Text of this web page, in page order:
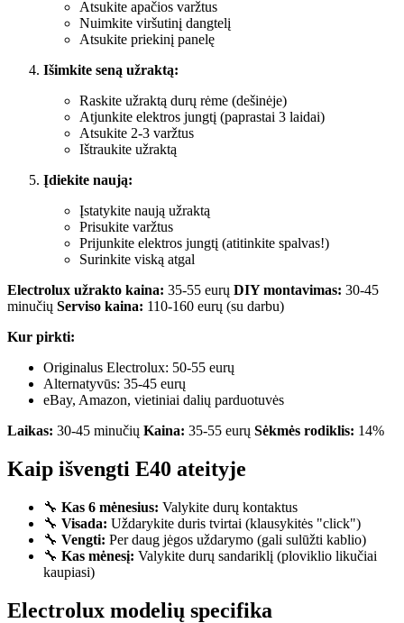
Atsukite apačios varžtus
Nuimkite viršutinį dangtelį
Atsukite priekinį panelę
Išimkite seną užraktą:
Raskite užraktą durų rėme (dešinėje)
Atjunkite elektros jungtį (paprastai 3 laidai)
Atsukite 2-3 varžtus
Ištraukite užraktą
Įdiekite naują:
Įstatykite naują užraktą
Prisukite varžtus
Prijunkite elektros jungtį (atitinkite spalvas!)
Surinkite viską atgal
Electrolux užrakto kaina: 35-55 eurų DIY montavimas: 30-45
minučių Serviso kaina: 110-160 eurų (su darbu)
Kur pirkti:
Originalus Electrolux: 50-55 eurų
Alternatyvūs: 35-45 eurų
eBay, Amazon, vietiniai dalių parduotuvės
Laikas: 30-45 minučių Kaina: 35-55 eurų Sėkmės rodiklis: 14%
Kaip išvengti E40 ateityje
🔧 Kas 6 mėnesius: Valykite durų kontaktus
🔧 Visada: Uždarykite duris tvirtai (klausykitės "click")
🔧 Vengti: Per daug jėgos uždarymo (gali sulūžti kablio)
🔧 Kas mėnesį: Valykite durų sandariklį (ploviklio likučiai
kaupiasi)
Electrolux modelių specifika